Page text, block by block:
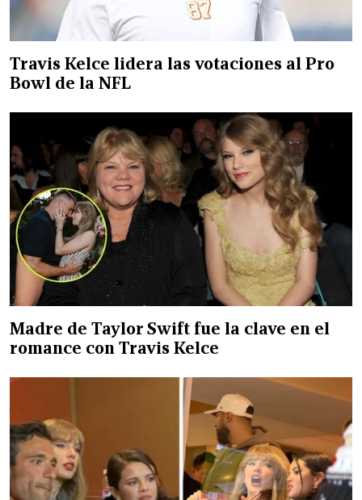
Travis Kelce lidera las votaciones al Pro
Bowl de la NFL
Madre de Taylor Swift fue la clave en el
romance con Travis Kelce